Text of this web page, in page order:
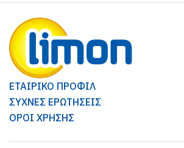
ΕΤΑΙΡΙΚΟ ΠΡΟΦΙΛ
ΣΥΧΝΕΣ ΕΡΩΤΗΣΕΙΣ
ΟΡΟΙ ΧΡΗΣΗΣ